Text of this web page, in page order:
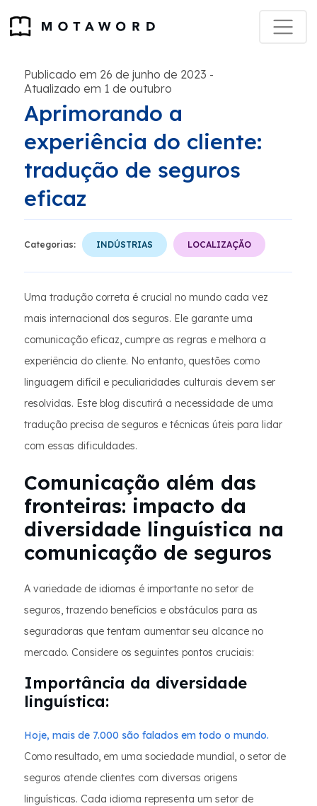
Publicado em 26 de junho de 2023 -
Atualizado em 1 de outubro
Aprimorando a
experiência do cliente:
tradução de seguros
eficaz
Categorias: INDÚSTRIAS LOCALIZAÇÃO
Uma tradução correta é crucial no mundo cada vez
mais internacional dos seguros. Ele garante uma
comunicação eficaz, cumpre as regras e melhora a
experiência do cliente. No entanto, questões como
linguagem difícil e peculiaridades culturais devem ser
resolvidas. Este blog discutirá a necessidade de uma
tradução precisa de seguros e técnicas úteis para lidar
com essas dificuldades.
Comunicação além das
fronteiras: impacto da
diversidade linguística na
comunicação de seguros
A variedade de idiomas é importante no setor de
seguros, trazendo benefícios e obstáculos para as
seguradoras que tentam aumentar seu alcance no
mercado. Considere os seguintes pontos cruciais:
Importância da diversidade
linguística:
Hoje, mais de 7.000 são falados em todo o mundo.
Como resultado, em uma sociedade mundial, o setor de
seguros atende clientes com diversas origens
linguísticas. Cada idioma representa um setor de